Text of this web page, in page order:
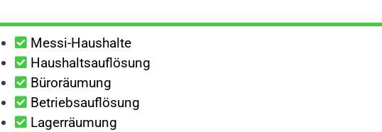
Messi-Haushalte
Haushaltsauflösung
Büroräumung
Betriebsauflösung
Lagerräumung